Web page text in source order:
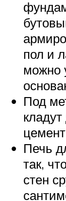
пол и
можно
Под
Печь
так,
стен